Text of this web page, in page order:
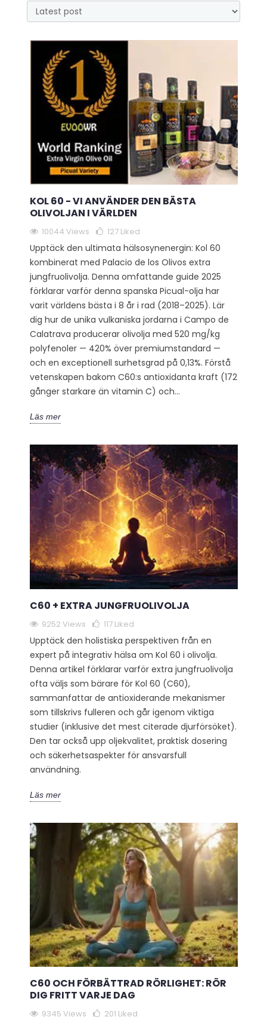
KOL 60 - VI ANVÄNDER DEN BÄSTA
OLIVOLJAN I VÄRLDEN
10044 Views 127 Liked
Upptäck den ultimata hälsosynenergin: Kol 60
kombinerat med Palacio de los Olivos extra
jungfruolivolja. Denna omfattande guide 2025
förklarar varför denna spanska Picual-olja har
varit världens bästa i 8 år i rad (2018–2025). Lär
dig hur de unika vulkaniska jordarna i Campo de
Calatrava producerar olivolja med 520 mg/kg
polyfenoler — 420% över premiumstandard —
och en exceptionell surhetsgrad på 0,13%. Förstå
vetenskapen bakom C60:s antioxidanta kraft (172
gånger starkare än vitamin C) och...
Läs mer
C60 + EXTRA JUNGFRUOLIVOLJA
9252 Views 117 Liked
Upptäck den holistiska perspektiven från en
expert på integrativ hälsa om Kol 60 i olivolja.
Denna artikel förklarar varför extra jungfruolivolja
ofta väljs som bärare för Kol 60 (C60),
sammanfattar de antioxiderande mekanismer
som tillskrivs fulleren och går igenom viktiga
studier (inklusive det mest citerade djurförsöket).
Den tar också upp oljekvalitet, praktisk dosering
och säkerhetsaspekter för ansvarsfull
användning.
Läs mer
C60 OCH FÖRBÄTTRAD RÖRLIGHET: RÖR
DIG FRITT VARJE DAG
9345 Views 201 Liked